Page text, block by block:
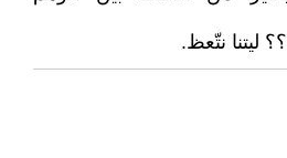
ليتنا نتّعظ.